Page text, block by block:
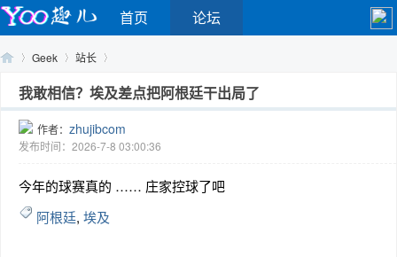
首页 论坛
Geek
›
站长
›
我敢相信？埃及差点把阿根廷干出局了
作者： zhujibcom
发布时间：2026-7-8 03:00:36
今年的球赛真的 …… 庄家控球了吧
阿根廷, 埃及